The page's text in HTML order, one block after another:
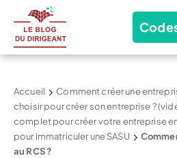
Accueil Comment créer une
choisir pour créer son entreprise ?
complet pour créer votre entreprise
pour immatriculer une SASU
au RCS ?